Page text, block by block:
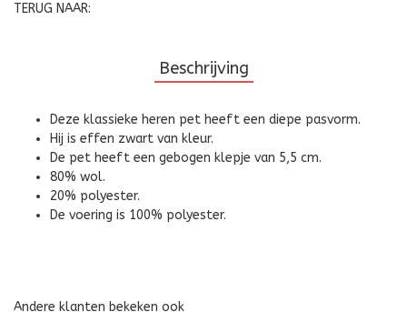
TERUG NAAR:
Beschrijving
Deze klassieke heren pet heeft een diepe pasvorm.
Hij is effen zwart van kleur.
De pet heeft een gebogen klepje van 5,5 cm.
80% wol.
20% polyester.
De voering is 100% polyester.
Andere klanten bekeken ook